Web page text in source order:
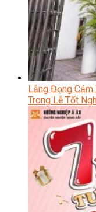
Lắng Đọng Cảm
Trong Lễ Tốt